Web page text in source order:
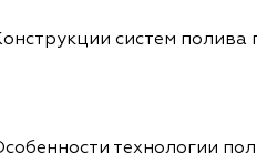
систем полива
технологии